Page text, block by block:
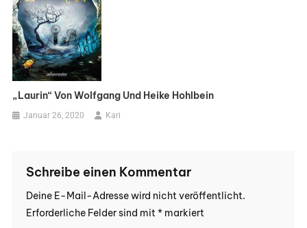
„Laurin“ Von Wolfgang Und Heike Hohlbein
Januar 26, 2020 Kari
Schreibe einen Kommentar
Deine E-Mail-Adresse wird nicht veröffentlicht.
Erforderliche Felder sind mit*markiert